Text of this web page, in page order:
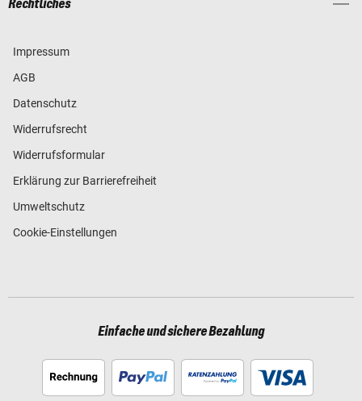
Rechtliches
Impressum
AGB
Datenschutz
Widerrufsrecht
Widerrufsformular
Erklärung zur Barrierefreiheit
Umweltschutz
Cookie-Einstellungen
Einfache und sichere Bezahlung